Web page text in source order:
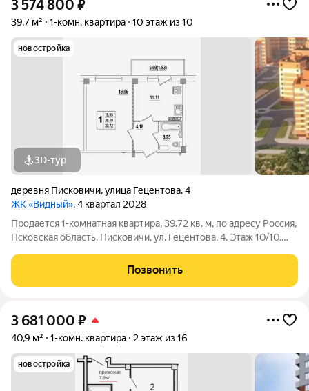
3 574 800 ₽
39,7 м² 1-комн. квартира 10 этаж из 10
новостройка
3D-тур
деревня Писковичи,улица Гецентова,4
ЖК «Видный», 4 квартал 2028
Продается 1-комнатная квартира, 39.72 кв. м, по адресу Россия,
Псковская область, Писковичи, ул. Гецентова, 4. Этаж 10/10.
надежного Псковского застройщика ГК «Реставрационная
мастерская»! (дата
Позвонить
3 681 000 ₽
40,9 м² 1-комн. квартира 2 этаж из 16
новостройка